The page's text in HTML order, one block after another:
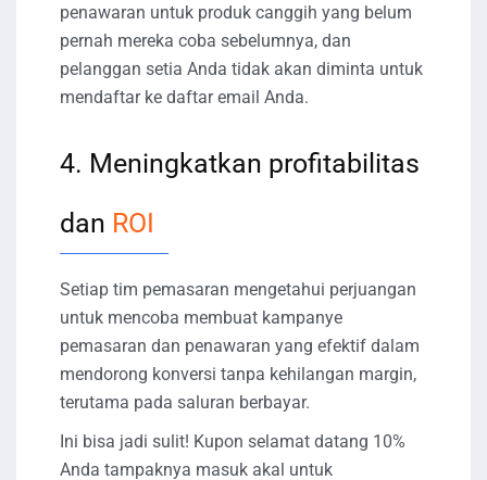
penawaran untuk produk canggih yang belum
pernah mereka coba sebelumnya, dan
pelanggan setia Anda tidak akan diminta untuk
mendaftar ke daftar email Anda.
4. Meningkatkan profitabilitas
dan ROI
Setiap tim pemasaran mengetahui perjuangan
untuk mencoba membuat kampanye
pemasaran dan penawaran yang efektif dalam
mendorong konversi tanpa kehilangan margin,
terutama pada saluran berbayar.
Ini bisa jadi sulit! Kupon selamat datang 10%
Anda tampaknya masuk akal untuk